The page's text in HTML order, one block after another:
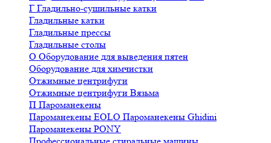
Г Гладильно-сушильные катки
Гладильные катки
Гладильные прессы
Гладильные столы
О Оборудование для выведения пятен
Оборудование для химчистки
Отжимные центрифуги
Отжимные центрифуги Вязьма
П Пароманекены
Пароманекены EOLO Пароманекены Ghidini
Пароманекены PONY